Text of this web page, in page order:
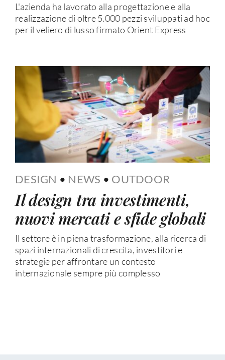
L'azienda ha lavorato alla progettazione e alla
realizzazione di oltre 5.000 pezzi sviluppati ad hoc
per il veliero di lusso firmato Orient Express
DESIGN • NEWS • OUTDOOR
Il design tra investimenti,
nuovi mercati e sfide globali
Il settore è in piena trasformazione, alla ricerca di
spazi internazionali di crescita, investitori e
strategie per affrontare un contesto
internazionale sempre più complesso